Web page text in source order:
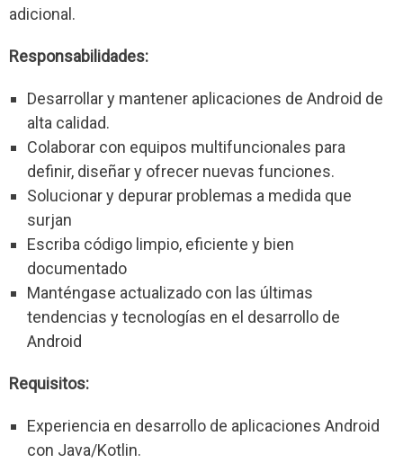
adicional.
Responsabilidades:
Desarrollar y mantener aplicaciones de Android de
alta calidad.
Colaborar con equipos multifuncionales para
definir, diseñar y ofrecer nuevas funciones.
Solucionar y depurar problemas a medida que
surjan
Escriba código limpio, eficiente y bien
documentado
Manténgase actualizado con las últimas
tendencias y tecnologías en el desarrollo de
Android
Requisitos:
Experiencia en desarrollo de aplicaciones Android
con Java/Kotlin.